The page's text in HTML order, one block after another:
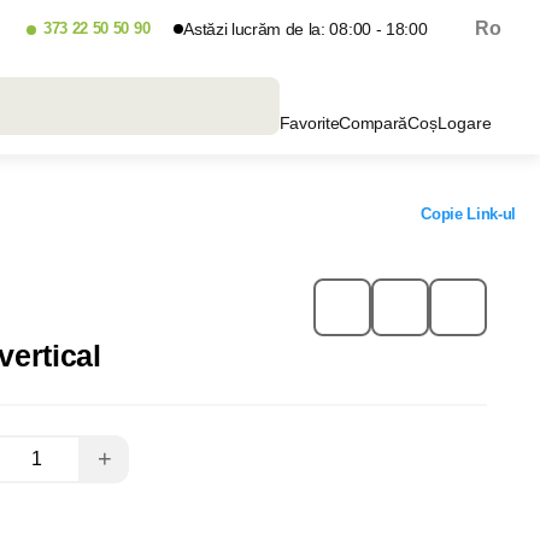
373 22 50 50 90 Astăzi lucrăm de la: 08:00 - 18:00 Ro
FavoriteComparăCoșLogare
Copie Link-ul
+